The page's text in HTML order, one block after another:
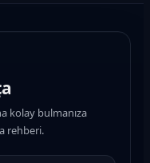
kolay bulmanıza
rehberi.